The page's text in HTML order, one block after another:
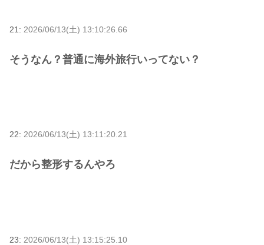
21: 2026/06/13(土) 13:10:26.66
そうなん？普通に海外旅行いってない？
22: 2026/06/13(土) 13:11:20.21
だから整形するんやろ
23: 2026/06/13(土) 13:15:25.10